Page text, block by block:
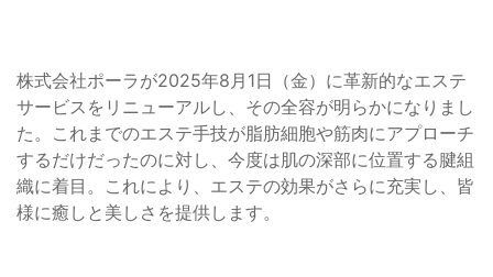
株式会社ポーラが2025年8月1日（金）に革新的なエステ
サービスをリニューアルし、その全容が明らかになりまし
た。これまでのエステ手技が脂肪細胞や筋肉にアプローチ
するだけだったのに対し、今度は肌の深部に位置する腱組
織に着目。これにより、エステの効果がさらに充実し、皆
様に癒しと美しさを提供します。